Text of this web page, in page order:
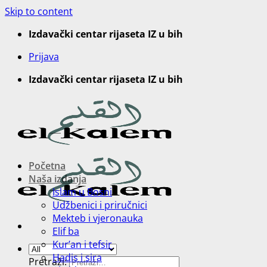
Skip to content
Izdavački centar rijaseta IZ u bih
Prijava
Izdavački centar rijaseta IZ u bih
Pretraži:
Početna
Naša izdanja
Islam u Bosni
Udžbenici i priručnici
Mekteb i vjeronauka
Elif ba
Kur’an i tefsir
Hadis i sira